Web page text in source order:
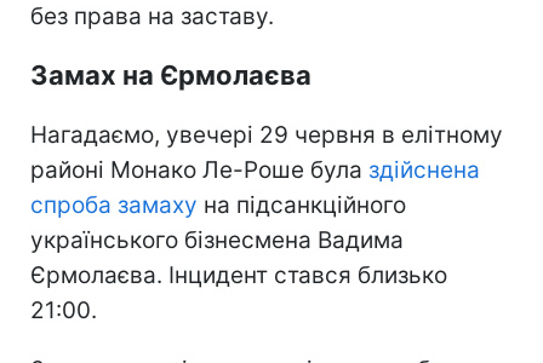
без права на заставу.
Замах на Єрмолаєва
Нагадаємо, увечері 29 червня в елітному
районі Монако Ле-Роше була здійснена
спроба замаху на підсанкційного
українського бізнесмена Вадима
Єрмолаєва. Інцидент стався близько
21:00.